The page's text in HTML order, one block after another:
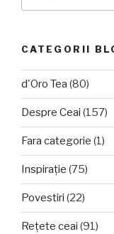
CATEGORII
d'Oro Tea (80)
Despre Ceai (157)
Fara categorie (1)
Inspirație (75)
Povestiri (22)
Rețete ceai (91)